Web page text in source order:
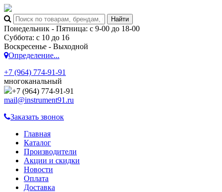
Понедельник - Пятница: с 9-00 до 18-00
Суббота: с 10 до 16
Воскресенье - Выходной
Определение...
+7 (964) 774-91-91
многоканальный
+7 (964) 774-91-91
mail@instrument91.ru
Заказать звонок
Главная
Каталог
Производители
Акции и скидки
Новости
Оплата
Доставка